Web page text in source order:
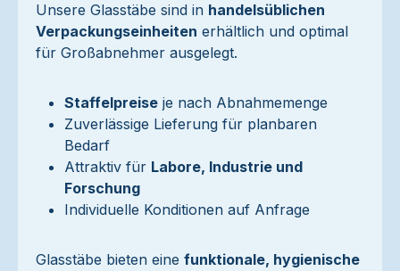
Unsere Glasstäbe sind in handelsüblichen
Verpackungseinheiten erhältlich und optimal
für Großabnehmer ausgelegt.
Staffelpreise je nach Abnahmemenge
Zuverlässige Lieferung für planbaren
Bedarf
Attraktiv für Labore, Industrie und
Forschung
Individuelle Konditionen auf Anfrage
Glasstäbe bieten eine funktionale, hygienische